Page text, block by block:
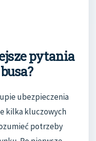
pytania
ubezpieczenia
kilka kluczowych
potrzeby